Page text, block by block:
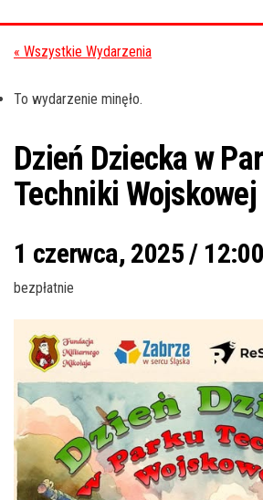
« Wszystkie Wydarzenia
To wydarzenie minęło.
Dzień Dziecka w
Techniki Wojskowej
1 czerwca, 2025 / 12:00
bezpłatnie